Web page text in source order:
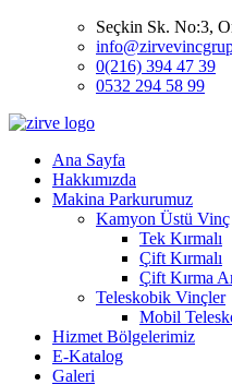
Seçkin Sk. No:3,
0(216) 394 47 39
0532 294 58 99
Ana Sayfa
Hakkımızda
Makina Parkurumuz
Kamyon Üstü Vinç
Tek Kırmalı
Çift Kırmalı
Çift Kırma
Teleskobik Vinçler
Mobil
Hizmet Bölgelerimiz
E-Katalog
Galeri